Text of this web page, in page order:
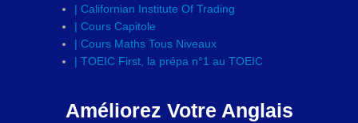
| Californian Institute Of Trading
| Cours Capitole
| Cours Maths Tous Niveaux
| TOEIC First, la prépa n°1 au TOEIC
Améliorez Votre Anglais